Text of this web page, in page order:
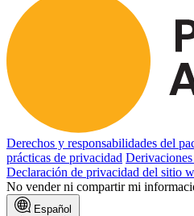
Derechos y responsabilidades del
prácticas de privacidad
Declaración de privacidad del sitio
No vender ni compartir mi
Español